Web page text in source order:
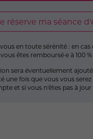
réserve ma séance
en toute sérénité : en cas
êtes remboursé·e à 100 %
sera éventuellement
une fois que vous vous
et si vous n'êtes pas à